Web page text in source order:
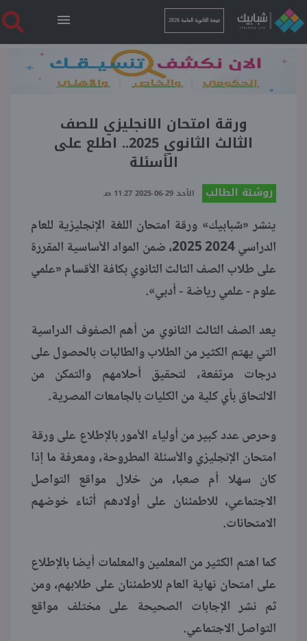
نتيجة الثانوية العامة 2026
الرئيسية
نتيجة الثانوية العامة 2026
أخبار ساخنة
بوابة الطلبة
ملفات
منوعات
ورقة امتحان الانجليزي للصف
الثالث الثانوي 2025.. اطلع على
الأسئلة
روشتة الطالب الأحد 29-06-2025 11:27 صـ
ينشر «شبابيك» ورقة امتحان اللغة الإنجليزية للعام
الدراسي 2024 2025، ضمن المواد الأساسية المقررة
على طلاب الصف الثالث الثانوي بكافة الأقسام «علمي
علوم - علمي رياضة - أدبي».
يعد الصف الثالث الثانوي من أهم الصفوف الدراسية
التي يهتم الكثير من الطلاب والطالبات بالحصول على
درجات مرتفعة، لتحقيق أحلامهم والتمكن من
الالتحاق بأي كلية من الكليات بالجامعات المصرية.
وحرص عدد كبير من أولياء الأمور بالإطلاع على ورقة
امتحان الإنجليزي والأسئلة المطروحة، ومعرفة ما إذا
كان سهلا أم صعبا، من خلال مواقع التواصل
الاجتماعي، للاطمئنان على أولادهم أثناء خوضهم
الامتحانات.
كما اهتم الكثير من المعلمين والمعلمات أيضا بالإطلاع
على امتحان نهاية العام للاطمئنان على طلابهم، ومن
ثم نشر الإجابات الصحيحة على مختلف مواقع
التواصل الاجتماعي.